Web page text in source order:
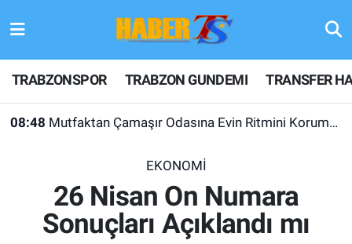
TRABZONSPOR TRABZON GUNDEMI TRANSFER
08:48 Mutfaktan Çamaşır Odasına Evin Ritmini Korumak: Liebherr Cihazlarında Dürüst Teknik Destek Deneyimi
EKONOMİ
26 Nisan On Numara
Sonuçları Açıklandı mı
TRABZONSPOR
TRABZON GUNDEMI
KULİS MEYDANI
Hava Durumu
Trafik Durumu
Son Dakika Haberleri